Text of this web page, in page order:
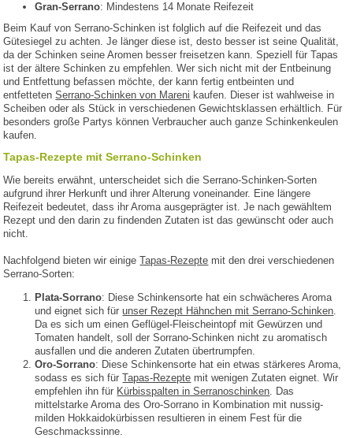
Gran-Serrano: Mindestens 14 Monate Reifezeit
Beim Kauf von Serrano-Schinken ist folglich auf die Reifezeit und das
Gütesiegel zu achten. Je länger diese ist, desto besser ist seine Qualität,
da der Schinken seine Aromen besser freisetzen kann. Speziell für Tapas
ist der ältere Schinken zu empfehlen. Wer sich nicht mit der Entbeinung
und Entfettung befassen möchte, der kann fertig entbeinten und
entfettetenSerrano-Schinken von Mareni kaufen. Dieser ist wahlweise in
Scheiben oder als Stück in verschiedenen Gewichtsklassen erhältlich. Für
besonders große Partys können Verbraucher auch ganze Schinkenkeulen
kaufen.
Tapas-Rezepte mit Serrano-Schinken
Wie bereits erwähnt, unterscheidet sich die Serrano-Schinken-Sorten
aufgrund ihrer Herkunft und ihrer Alterung voneinander. Eine längere
Reifezeit bedeutet, dass ihr Aroma ausgeprägter ist. Je nach gewähltem
Rezept und den darin zu findenden Zutaten ist das gewünscht oder auch
nicht.
Nachfolgend bieten wir einigeTapas-Rezepte mit den drei verschiedenen
Serrano-Sorten:
Plata-Sorrano: Diese Schinkensorte hat ein schwächeres Aroma
und eignet sich fürunser Rezept Hähnchen mit Serrano-Schinken.
Da es sich um einen Geflügel-Fleischeintopf mit Gewürzen und
Tomaten handelt, soll der Sorrano-Schinken nicht zu aromatisch
ausfallen und die anderen Zutaten übertrumpfen.
Oro-Sorrano: Diese Schinkensorte hat ein etwas stärkeres Aroma,
sodass es sich fürTapas-Rezepte mit wenigen Zutaten eignet. Wir
empfehlen ihn für Kürbisspalten in Serranoschinken. Das
mittelstarke Aroma des Oro-Sorrano in Kombination mit nussig-
milden Hokkaidokürbissen resultieren in einem Fest für die
Geschmackssinne.